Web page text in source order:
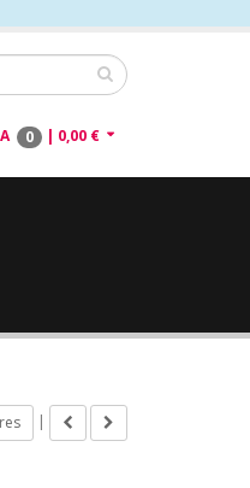
0 | 0,00 €
|